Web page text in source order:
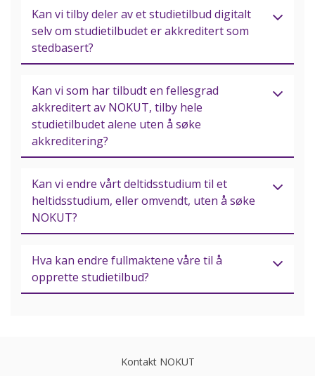
Kan vi tilby deler av et studietilbud digitalt
selv om studietilbudet er akkreditert som
stedbasert?
Kan vi som har tilbudt en fellesgrad
akkreditert av NOKUT, tilby hele
studietilbudet alene uten å søke
akkreditering?
Kan vi endre vårt deltidsstudium til et
heltidsstudium, eller omvendt, uten å søke
NOKUT?
Hva kan endre fullmaktene våre til å
opprette studietilbud?
Kontakt NOKUT